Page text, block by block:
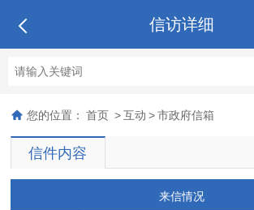
信访详细
您的位置： 首页 > 互动 > 市政府信箱
信件内容
来信情况